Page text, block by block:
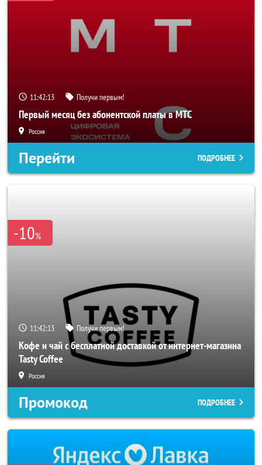
11:42:11 Получи первым!
Первый месяц без абонентской платы в МТС
Россия
Перейти ПОДРОБНЕЕ
-10%
11:42:11 Получи первым!
Кофе и чай с бесплатной доставкой от интернет-магазина
Tasty Coffee
Россия
Промокод ПОДРОБНЕЕ